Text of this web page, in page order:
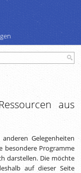
aus
Gelegenheiten
besondere Programme
darstellen. Die möchte
auf dieser Seite